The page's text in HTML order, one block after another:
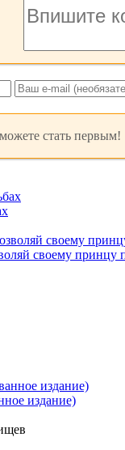
стать первым!
своему принцу
издание)